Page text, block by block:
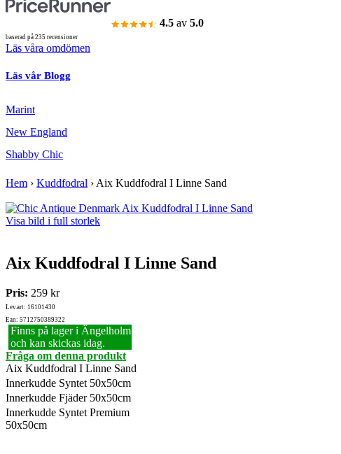
4.5 av 5.0
baserad på 235 recensioner
Läs våra omdömen
Läs vår Blogg
Marint
New England
Shabby Chic
Hem › Kuddfodral ›Aix Kuddfodral I Linne Sand
Visa bild i full storlek
Aix Kuddfodral I Linne Sand
Pris: 259 kr
Lev.art: 16101430
Ean: 5712750389322
Finns på lager i Ängelholm
och kan skickas idag.
Fråga om denna produkt
Aix Kuddfodral I Linne Sand
Innerkudde Syntet 50x50cm
Innerkudde Fjäder 50x50cm
Innerkudde Syntet Premium
50x50cm